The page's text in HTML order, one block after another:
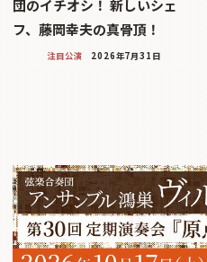
団のイチオシ！ 新しいシェ
フ、藤岡幸夫の真骨頂！
注目公演 2026年7月31日